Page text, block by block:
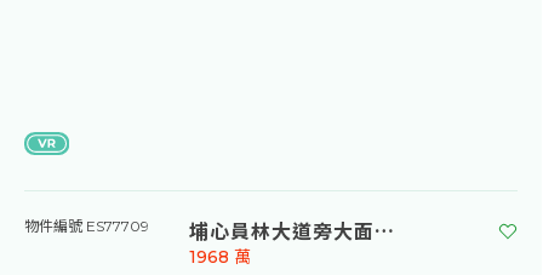
物件編號 ES77709 埔心員林大道旁大面寬建地
1968 萬